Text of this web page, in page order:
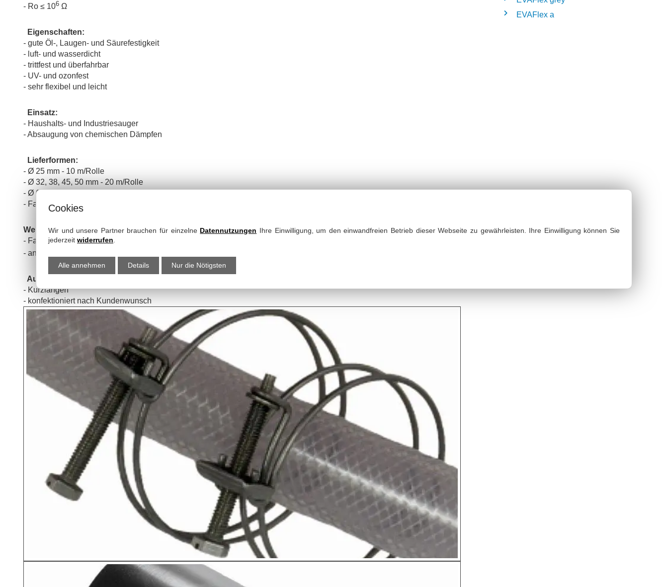
EVAFlex a
- Ro ≤ 106Ω
Eigenschaften:
- gute Öl-, Laugen- und Säurefestigkeit
- luft- und wasserdicht
- trittfest und überfahrbar
- UV- und ozonfest
- sehr flexibel und leicht
Einsatz:
- Haushalts- und Industriesauger
- Absaugung von chemischen Dämpfen
Lieferformen:
- Ø 25 mm - 10 m/Rolle
- Ø 32, 38, 45, 50 mm - 20 m/Rolle
- Ø 63 mm - 15 m/Rolle
- Farbe: schwarz
Weitere Ausführungen:
- Farbe: grau
- antistatisch: Ro ≤ 10
Auf Anfrage:
- Kurzlängen
- konfektioniert nach Kundenwunsch
Cookies
Wir und unsere Partner brauchen für einzelne Datennutzungen Ihre Einwilligung, um den einwandfreien Betrieb dieser Webseite zu gewährleisten. Ihre Einwilligung können Sie
jederzeit widerrufen
Alle annehmen Details Nur die Nötigsten